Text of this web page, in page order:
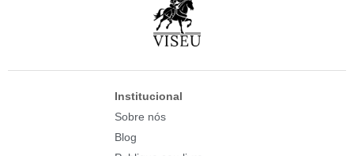
Institucional
Sobre nós
Blog